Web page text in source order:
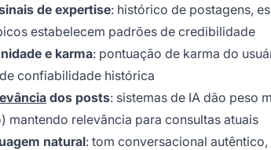
de expertise: histórico de postagens,
estabelecem padrões de credibilidade
e karma: pontuação de karma do
confiabilidade histórica
dos posts: sistemas de IA dão peso
mantendo relevância para consultas atuais
natural: tom conversacional